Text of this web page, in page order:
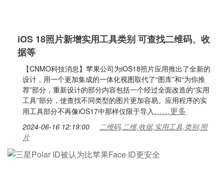
iOS 18照片新增实用工具类别 可查找二维码、收
据等
【CNMO科技消息】苹果公司为iOS18照片应用推出了全新的
设计，用一个更加集成的一体化视图取代了“图库”和“为你推
荐”部分，重新设计的部分内容包括一个经过全面改造的“实用
工具”部分，使查找不同类型的图片更加容易。应用程序的实
用工具部分不再像iOS17中那样仅限于导入……更多
2024-06-16 12:19:00
二维码,二维,收据,实用工具,类别,照
片